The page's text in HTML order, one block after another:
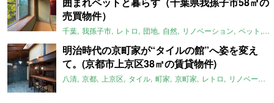
売買物件）
千葉 我孫子市 レトロ 団地 自然 リノベーション ペット
明治時代の京町家が“タイルの館”へ姿を変え
て。(京都市上京区38㎡の賃貸物件)
八清 京都 上京区 タイル 町家 京町家 レトロ リノベーション